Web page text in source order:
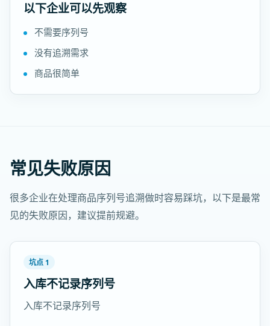
以下企业可以先观察
不需要序列号
没有追溯需求
商品很简单
常见失败原因
很多企业在处理商品序列号追溯做时容易踩坑，以下是最常
见的失败原因，建议提前规避。
坑点 1
入库不记录序列号
入库不记录序列号